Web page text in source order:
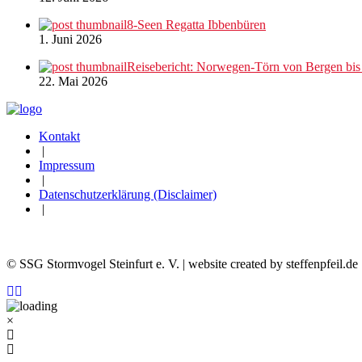
8-Seen Regatta Ibbenbüren
1. Juni 2026
Reisebericht: Norwegen-Törn von Bergen
22. Mai 2026
Kontakt
|
Impressum
|
Datenschutzerklärung (Disclaimer)
|
© SSG Stormvogel Steinfurt e. V. | website created by steffenpfeil.de
×